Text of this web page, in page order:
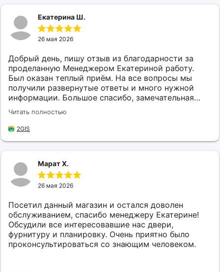
Екатерина Ш.
26 мая 2026
Добрый день, пишу отзыв из благодарности за
проделанную Менеджером Екатериной работу.
Был оказан теплый приём. На все вопросы мы
получили развернутые ответы и много нужной
информации. Большое спасибо, замечательная
организация.
Читать полностью
2GIS
Марат Х.
26 мая 2026
Посетил данный магазин и остался доволен
обслуживанием, спасибо менеджеру Екатерине!
Обсудили все интересовавшие нас двери,
фурнитуру и планировку. Очень приятно было
проконсультироваться со знающим человеком.